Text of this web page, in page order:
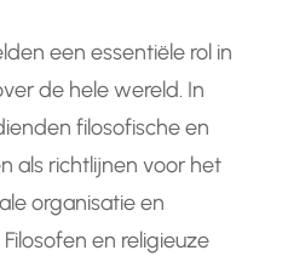
een essentiële rol in
de hele wereld. In
filosofische en
als richtlijnen voor het
organisatie en
en religieuze